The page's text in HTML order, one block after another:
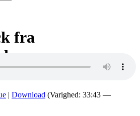
fra
| Download (Varighed: 33:43 —